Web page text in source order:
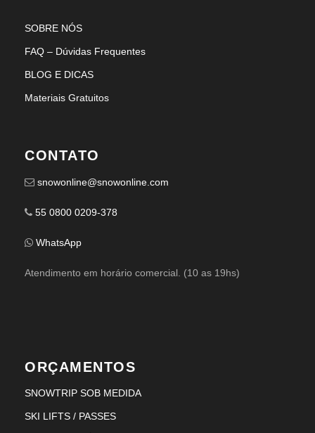
SOBRE NÓS
FAQ – Dúvidas Frequentes
BLOG E DICAS
Materiais Gratuitos
CONTATO
snowonline@snowonline.com
55 0800 0209-378
WhatsApp
Atendimento em horário comercial. (10 as 19hs)
ORÇAMENTOS
SNOWTRIP SOB MEDIDA
SKI LIFTS / PASSES